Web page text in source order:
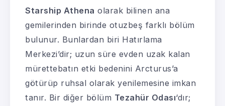
Starship Athena olarak bilinen ana
gemilerinden birinde otuzbeş farklı bölüm
bulunur. Bunlardan biri Hatırlama
Merkezi’dir; uzun süre evden uzak kalan
mürettebatın etki bedenini Arcturus’a
götürüp ruhsal olarak yenilemesine imkan
tanır. Bir diğer bölüm Tezahür Odası‘dır;